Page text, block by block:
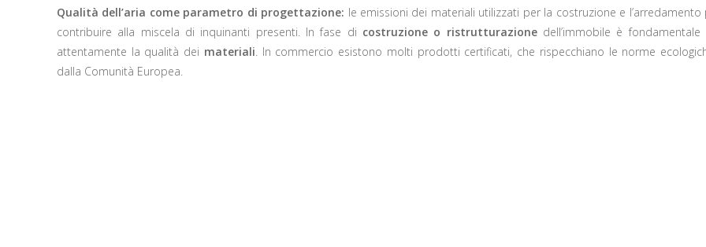
Qualità dell’aria come parametro di progettazione: le emissioni dei materiali utilizzati per la costruzione e l’arredamento
contribuire alla miscela di inquinanti presenti. In fase di costruzione o ristrutturazionedell’immobile è fondamentale
attentamente la qualità dei materiali. In commercio esistono molti prodotti certificati, che rispecchiano le norme
dalla Comunità Europea.